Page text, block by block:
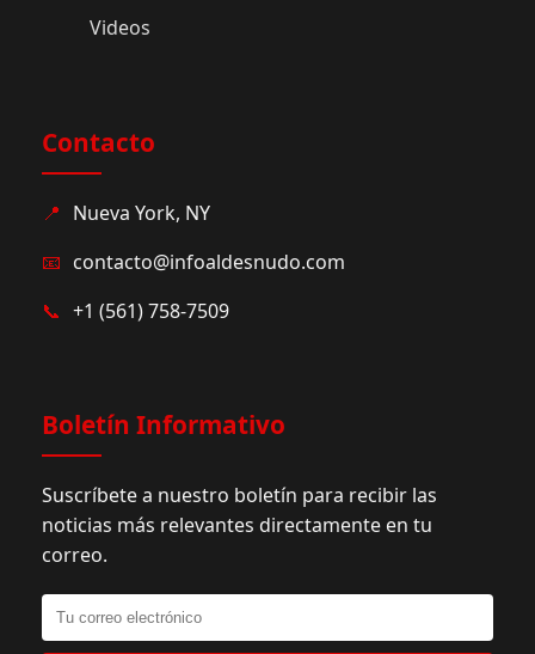
Videos
Contacto
📍 Nueva York, NY
📧 contacto@infoaldesnudo.com
📞 +1 (561) 758-7509
Boletín Informativo
Suscríbete a nuestro boletín para recibir las
noticias más relevantes directamente en tu
correo.